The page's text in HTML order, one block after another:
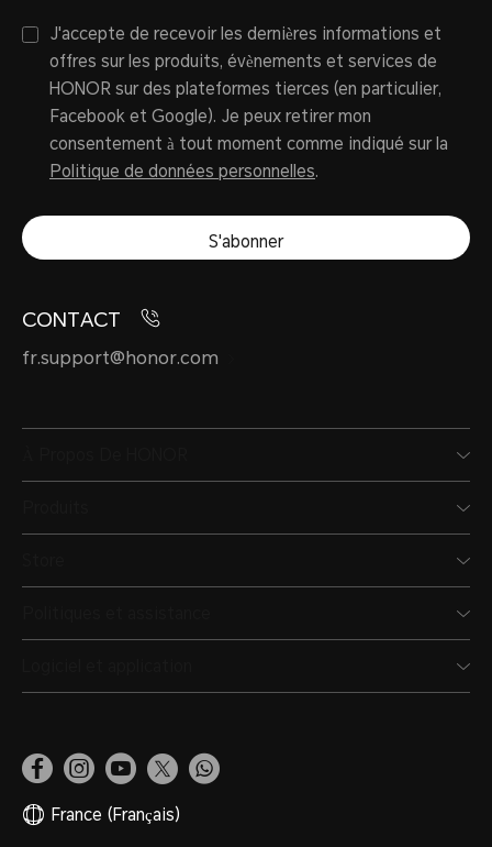
J'accepte de recevoir les dernières informations et
offres sur les produits, évènements et services de
HONOR sur des plateformes tierces (en particulier,
Facebook et Google). Je peux retirer mon
consentement à tout moment comme indiqué sur la
Politique de données personnelles.
S'abonner
CONTACT
fr.support@honor.com
France (Français)